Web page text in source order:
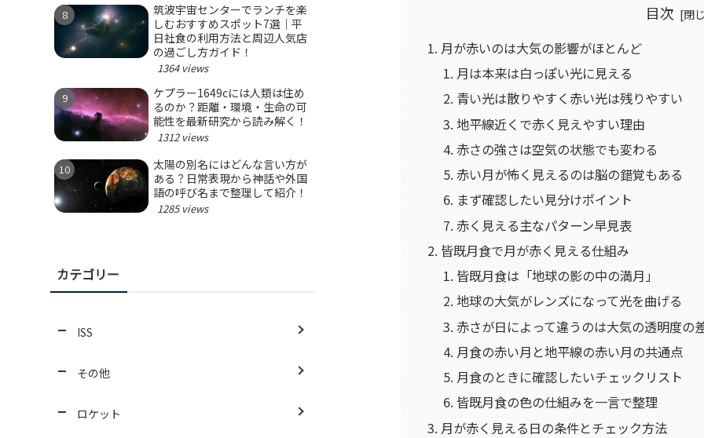
目次
月が赤いのは大気の影響がほとんど
月は本来は白っぽい光に見える
青い光は散りやすく赤い光は残りやすい
地平線近くで赤く見えやすい理由
赤さの強さは空気の状態でも変わる
赤い月が怖く見えるのは脳の錯覚もある
まず確認したい見分けポイント
赤く見える主なパターン早見表
皆既月食で月が赤く見える仕組み
皆既月食は「地球の影の中の満月」
地球の大気がレンズになって光を曲げる
赤さが日によって違うのは大気の透明度の
月食の赤い月と地平線の赤い月の共通点
月食のときに確認したいチェックリスト
皆既月食の色の仕組みを一言で整理
月が赤く見える日の条件とチェック方法
筑波宇宙センターでランチを楽
しむおすすめスポット7選｜平
日社食の利用方法と周辺人気店
の過ごし方ガイド！
1364 views
ケプラー1649cには人類は住め
るのか？距離・環境・生命の可
能性を最新研究から読み解く！
1312 views
太陽の別名にはどんな言い方が
ある？日常表現から神話や外国
語の呼び名まで整理して紹介！
1285 views
カテゴリー
ISS
その他
ロケット